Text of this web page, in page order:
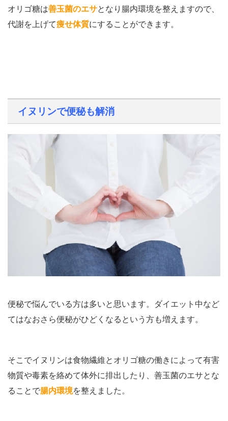
オリゴ糖は善玉菌のエサとなり腸内環境を整えますので、
代謝を上げて痩せ体質にすることができます。
イヌリンで便秘も解消
便秘で悩んでいる方は多いと思います。ダイエット中など
てはなおさら便秘がひどくなるという方も増えます。
そこでイヌリンは食物繊維とオリゴ糖の働きによって有害
物質や毒素を絡めて体外に排出したり、善玉菌のエサとな
ることで腸内環境を整えました。